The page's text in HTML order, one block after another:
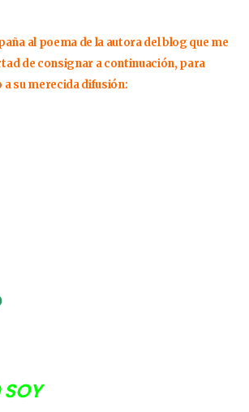
al poema de la autora del blog que me
de consignar a continuación, para
su merecida difusión: